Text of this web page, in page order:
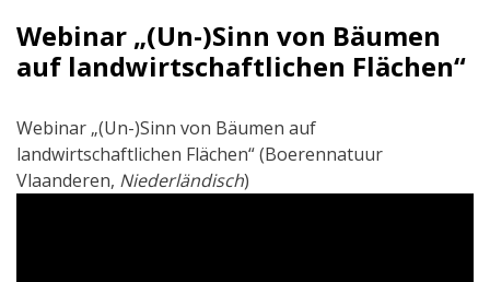
Webinar „(Un-)Sinn von Bäumen
auf landwirtschaftlichen Flächen“
Webinar „(Un-)Sinn von Bäumen auf
landwirtschaftlichen Flächen“ (Boerennatuur
Vlaanderen, Niederländisch)